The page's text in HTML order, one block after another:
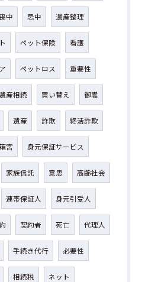
中 忌中 遺産整理
ペット保険 看護
ペットロス 重要性
産相続 買い替え 御嵩
遺産 詐欺 終活詐欺
宮 身元保証サービス
家族信託 意思 高齢社会
連帯保証人 身元引受人
契約者 死亡 代理人
手続き代行 必要性
相続税 ネット